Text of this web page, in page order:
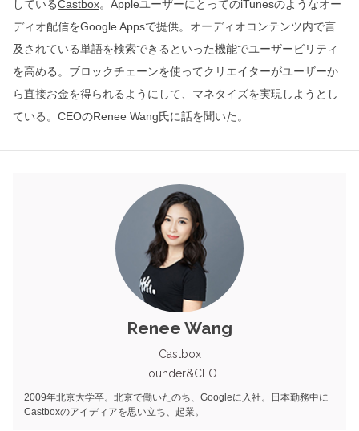
しているCastbox。AppleユーザーにとってのiTunesのようなオー
ディオ配信をGoogle Appsで提供。オーディオコンテンツ内で言
及されている単語を検索できるといった機能でユーザービリティ
を高める。ブロックチェーンを使ってクリエイターがユーザーか
ら直接お金を得られるようにして、マネタイズを実現しようとし
ている。CEOのRenee Wang氏に話を聞いた。
Renee Wang
Castbox
Founder&CEO
2009年北京大学卒。北京で働いたのち、Googleに入社。日本勤務中に
Castboxのアイディアを思い立ち、起業。